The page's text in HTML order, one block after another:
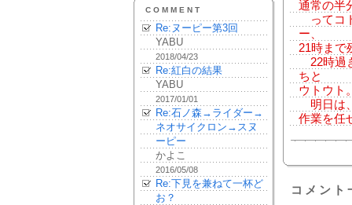
COMMENT
Re:ヌーピー第3回
YABU
2018/04/23
Re:紅白の結果
YABU
2017/01/01
Re:石ノ森→ライダー→
ネオサイクロン→スヌ
ーピー
かよこ
2016/05/08
Re:下見を兼ねて一杯ど
お？
通常の半
ってコ
ー、
21時まで
22時過
ちと
ウトウト
明日は
作業を任
コメント